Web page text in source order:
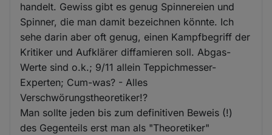
handelt. Gewiss gibt es genug Spinnereien und
Spinner, die man damit bezeichnen könnte. Ich
sehe darin aber oft genug, einen Kampfbegriff der
Kritiker und Aufklärer diffamieren soll. Abgas-
Werte sind o.k.; 9/11 allein Teppichmesser-
Experten; Cum-was? - Alles
Verschwörungstheoretiker!?
Man sollte jeden bis zum definitiven Beweis (!)
des Gegenteils erst man als "Theoretiker"